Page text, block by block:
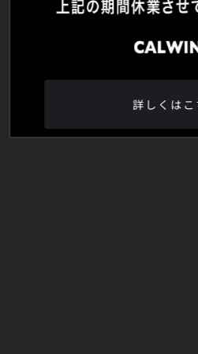
詳しくはこ